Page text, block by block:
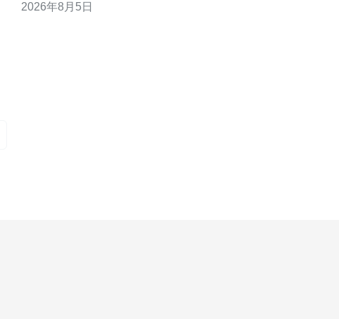
能与运维方案四个维度，评估在不同压力下的表现与
2026年8月5日